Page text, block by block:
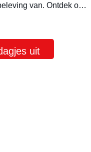
van. Ontdek o…
uit